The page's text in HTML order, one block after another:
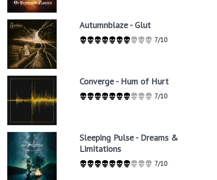
Autumnblaze - Glut
7/10
Converge - Hum of Hurt
7/10
Sleeping Pulse - Dreams &
Limitations
7/10